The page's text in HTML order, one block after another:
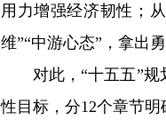
用力增强经济韧性；
维”“中游心态”，拿出
对此，“十五五”
性目标，分12个章节